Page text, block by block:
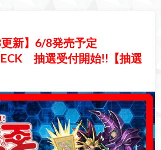
更新】6/8発売予定
抽選受付開始!!【抽選